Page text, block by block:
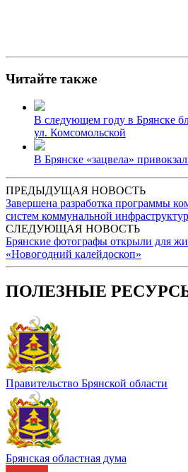
Читайте также
В следующем году в Брянске
ул. Комсомольской
В Брянске «зацвела»
ПРЕДЫДУЩАЯ НОВОСТЬ
Завершена разработка программы
систем коммунальной
СЛЕДУЮЩАЯ НОВОСТЬ
Брянские фотографы открыли для
«Новогодний калейдоскоп»
ПОЛЕЗНЫЕ
Правительство Брянской области
Брянская областная дума